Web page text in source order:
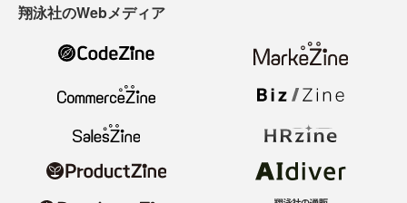
翔泳社のWebメディア